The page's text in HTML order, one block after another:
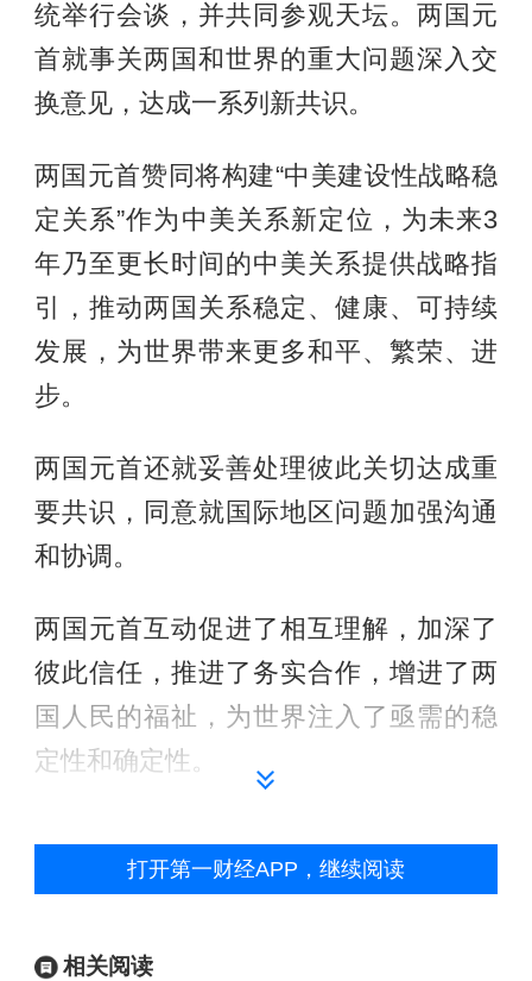
统举行会谈，并共同参观天坛。两国元
首就事关两国和世界的重大问题深入交
换意见，达成一系列新共识。
两国元首赞同将构建“中美建设性战略稳
定关系”作为中美关系新定位，为未来3
年乃至更长时间的中美关系提供战略指
引，推动两国关系稳定、健康、可持续
发展，为世界带来更多和平、繁荣、进
步。
两国元首还就妥善处理彼此关切达成重
要共识，同意就国际地区问题加强沟通
和协调。
两国元首互动促进了相互理解，加深了
彼此信任，推进了务实合作，增进了两
国人民的福祉，为世界注入了亟需的稳
定性和确定性。
打开第一财经APP，继续阅读
相关阅读